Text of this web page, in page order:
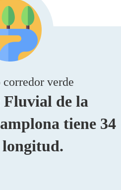
corredor verde
de la
tiene 34